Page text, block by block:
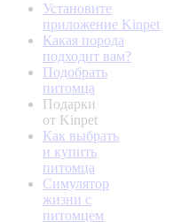
Установите
приложение Kinpet
Какая порода
подходит вам?
Подобрать
питомца
Подарки
от Kinpet
Как выбрать
и купить
питомца
Симулятор
жизни с
питомцем